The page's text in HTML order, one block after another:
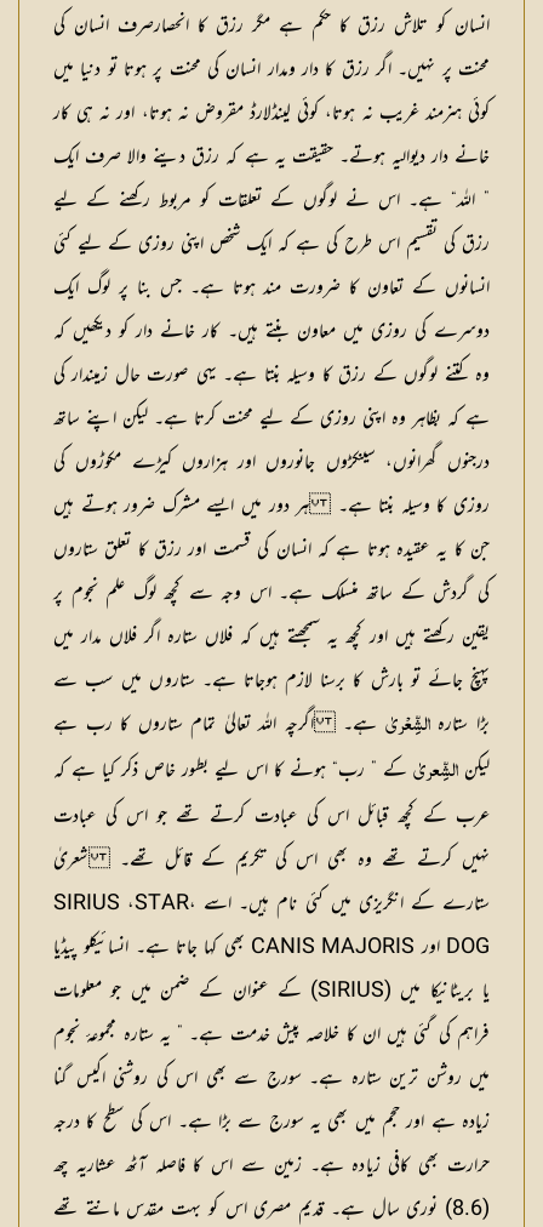
انسان کو تلاش رزق کا حکم ہے مگر رزق کا انحصارصرف انسان کی
محنت پر نہیں۔ اگر رزق کا دار ومدار انسان کی محنت پر ہوتا تو دنیا میں
کوئی ہنرمند غریب نہ ہوتا، کوئی لینڈلارڈ مقروض نہ ہوتا، اور نہ ہی کار
خانے دار دیوالیہ ہوتے۔ حقیقت یہ ہے کہ رزق دینے والا صرف ایک
” اللہ“ ہے۔ اس نے لوگوں کے تعلقات کو مربوط رکھنے کے لیے
رزق کی تقسیم اس طرح کی ہے کہ ایک شخص اپنی روزی کے لیے کئی
انسانوں کے تعاون کا ضرورت مند ہوتا ہے۔ جس بنا پر لوگ ایک
دوسرے کی روزی میں معاون بنتے ہیں۔ کار خانے دار کو دیکھیں کہ
وہ کتنے لوگوں کے رزق کا وسیلہ بنتا ہے۔ یہی صورت حال زمیندار کی
ہے کہ بظاہر وہ اپنی روزی کے لیے محنت کرتا ہے۔ لیکن اپنے ساتھ
درجنوں گھرانوں، سینکڑوں جانوروں اور ہزاروں کیڑے مکوڑوں کی
روزی کا وسیلہ بنتا ہے۔ ہر دور میں ایسے مشرک ضرور ہوتے ہیں
جن کا یہ عقیدہ ہوتا ہے کہ انسان کی قسمت اور رزق کا تعلق ستاروں
کی گردش کے ساتھ منسلک ہے۔ اس وجہ سے کچھ لوگ علم نجوم پر
یقین رکھتے ہیں اور کچھ یہ سمجھتے ہیں کہ فلاں ستارہ اگر فلاں مدار میں
پہنچ جائے تو بارش کا برسنا لازم ہوجاتا ہے۔ ستاروں میں سب سے
بڑا ستارہالشِّعْریٰ ہے۔ اگرچہ اللہ تعالیٰ تمام ستاروں کا رب ہے
لیکنالشِّعریٰ کے ” رب“ ہونے کا اس لیے بطور خاص ذکر کیا ہے کہ
عرب کے کچھ قبائل اس کی عبادت کرتے تھے جو اس کی عبادت
نہیں کرتے تھے وہ بھی اس کی تکریم کے قائل تھے۔ شعریٰ
ستارے کے انگریزی میں کئی نام ہیں۔ اسے SIRIUS ،STAR،
DOG اور CANIS MAJORIS بھی کہا جاتا ہے۔ انسائیکلو پیڈیا
یا بریٹانیکا میں (SIRIUS) کے عنوان کے ضمن میں جو معلومات
فراہم کی گئی ہیں ان کا خلاصہ پیش خدمت ہے۔ ” یہ ستارہ مجموعۂ نجوم
میں روشن ترین ستارہ ہے۔ سورج سے بھی اس کی روشنی اکیس گنا
زیادہ ہے اور حجم میں بھی یہ سورج سے بڑا ہے۔ اس کی سطح کا درجہ
حرارت بھی کافی زیادہ ہے۔ زمین سے اس کا فاصلہ آٹھ عشاریہ چھ
(8.6) نوری سال ہے۔ قدیم مصری اس کو بہت مقدس مانتے تھے